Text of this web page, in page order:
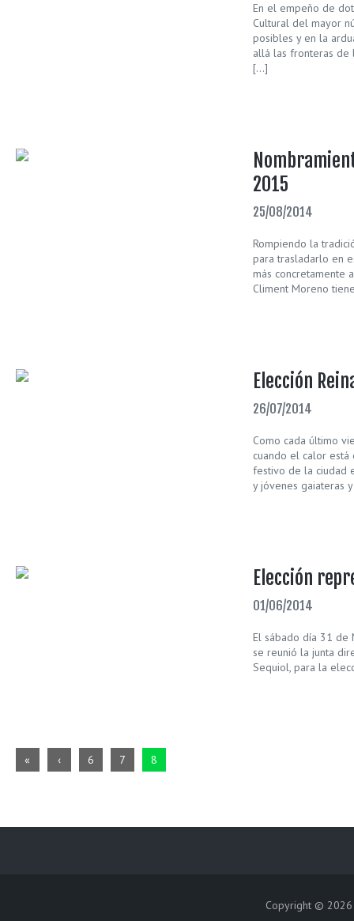
En el empeño de
Cultural del mayor
posibles y en la
allá las fronteras de
[…]
2015
25/08/2014
Rompiendo la
para trasladarlo en
más concretamente
Climent Moreno
Elección
26/07/2014
Como cada último
cuando el calor
festivo de la ciudad
y jóvenes gaiateras
Elección
01/06/2014
El sábado día 31 de
se reunió la junta
Sequiol, para la
« ‹ 6 7 8
Copyright ©